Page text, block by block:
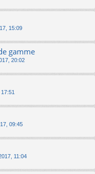
15:09
gamme
20:02
09:45
11:04